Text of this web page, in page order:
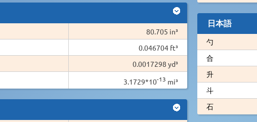
80.705 in³
0.046704 ft³
0.0017298 yd³
3.1729*10-13 mi³
日本語
勺
合
升
斗
石